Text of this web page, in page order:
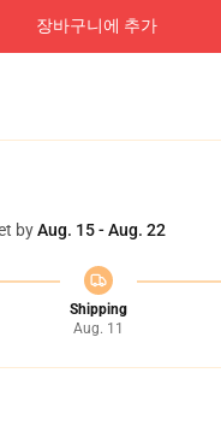
장바구니에 추가
byAug. 15 - Aug. 22
Shipping
Aug. 11